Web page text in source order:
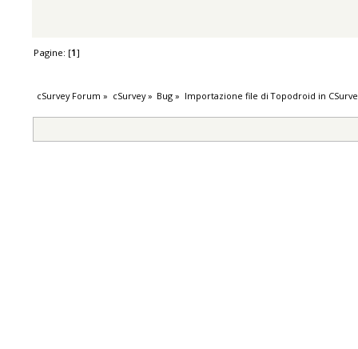
Pagine: [1]
cSurvey Forum » cSurvey» Bug » Importazione file di Topodroid in